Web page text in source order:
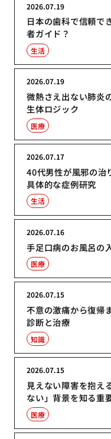
日本の歯科で信頼で
者ガイド？
2026.07.19
生活
微熱さえ出ない肺炎
生体ロジック
2026.07.19
医療
40代男性が風邪の治
具体的な症例研究
2026.07.17
生活
手足口病のお風呂の
2026.07.16
医療
不意の激痛から復帰
診断と治療
2026.07.15
知識
見えない障害を抱え
ない」背景を知る重
2026.07.15
医療